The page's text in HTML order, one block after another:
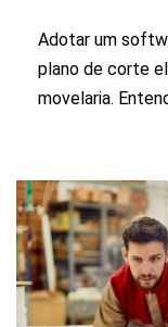
Adotar um
plano de corte
movelaria.